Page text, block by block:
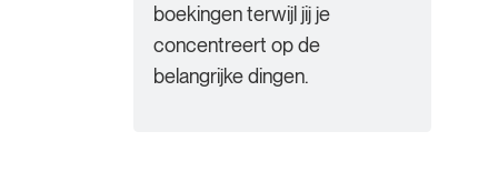
boekingen terwijl jij je
concentreert op de
belangrijke dingen.